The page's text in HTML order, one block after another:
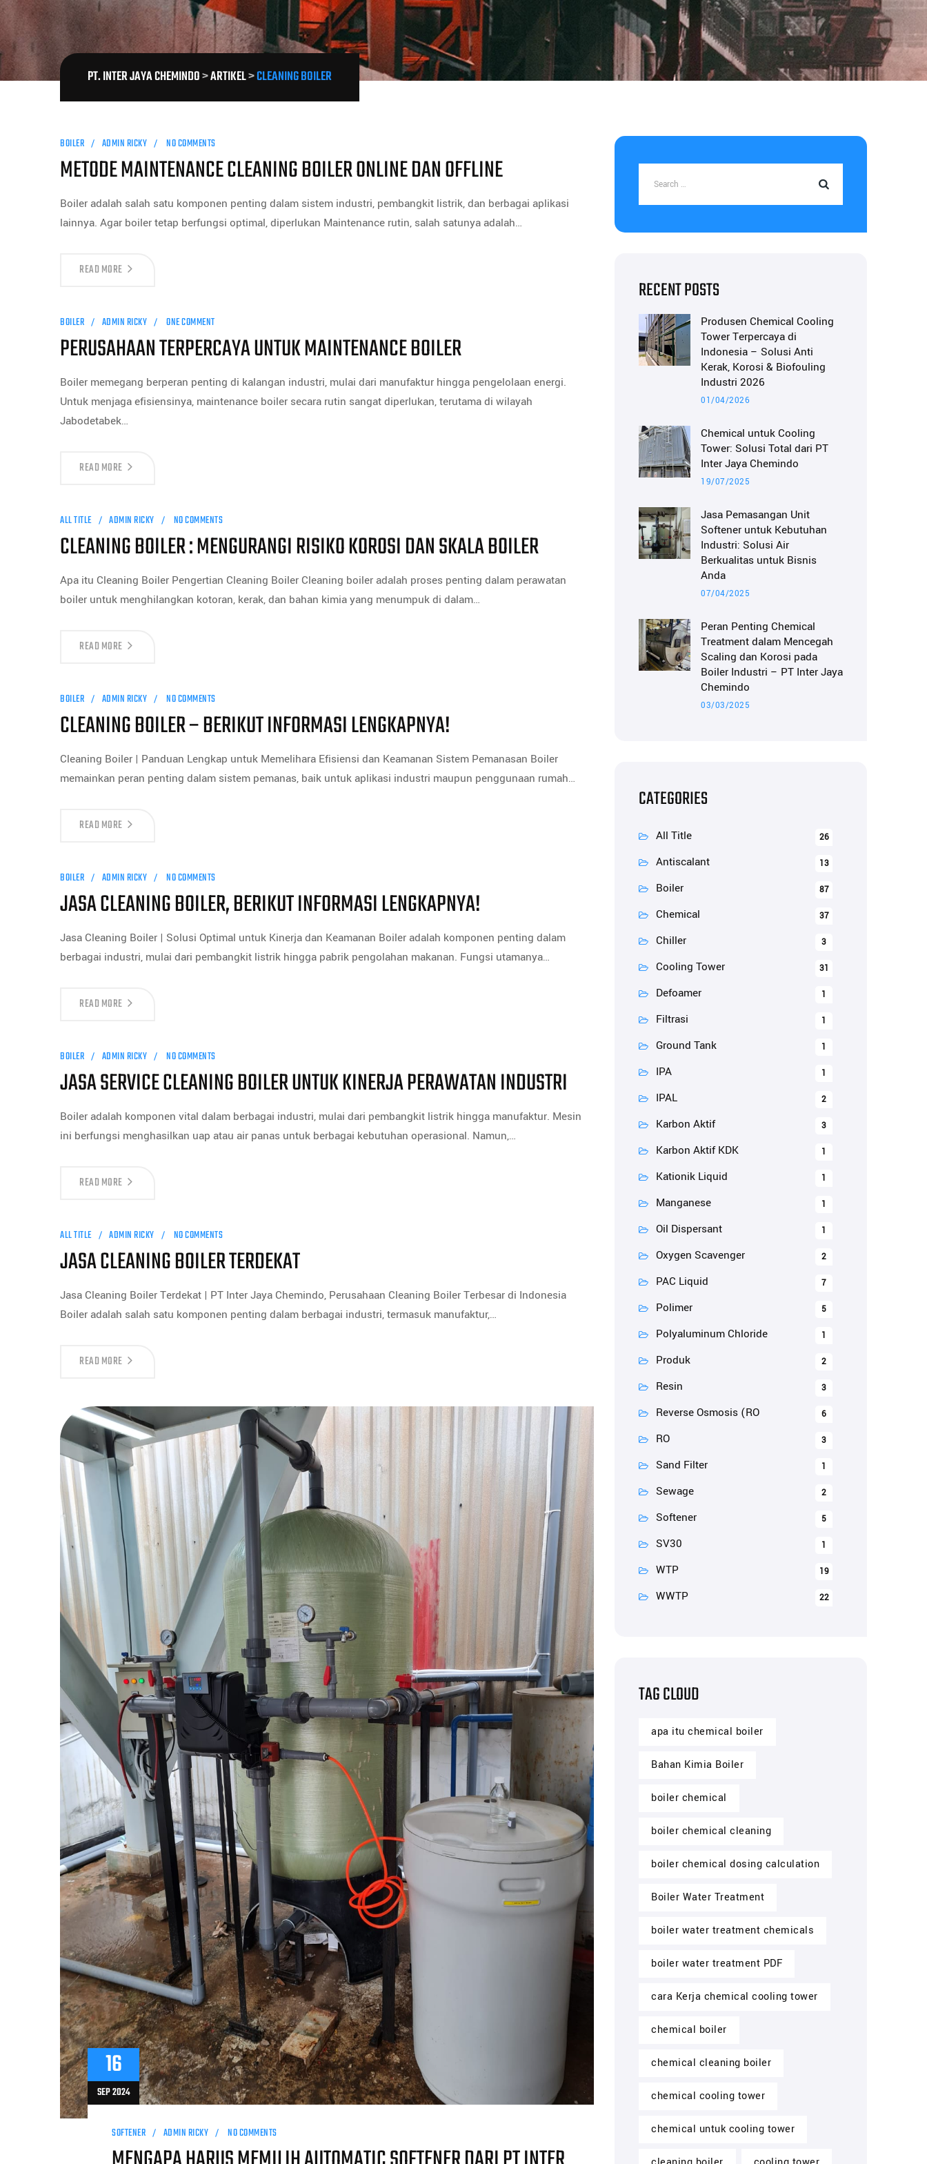
PT. INTER JAYA CHEMINDO>ARTIKEL>CLEANING BOILER
BOILER ADMIN RICKY NO COMMENTS
METODE MAINTENANCE CLEANING BOILER ONLINE DAN OFFLINE
Boiler adalah salah satu komponen penting dalam sistem industri, pembangkit listrik, dan berbagai aplikasi
lainnya. Agar boiler tetap berfungsi optimal, diperlukan Maintenance rutin, salah satunya adalah…
READ MORE
BOILER ADMIN RICKY ONE COMMENT
PERUSAHAAN TERPERCAYA UNTUK MAINTENANCE BOILER
Boiler memegang berperan penting di kalangan industri, mulai dari manufaktur hingga pengelolaan energi.
Untuk menjaga efisiensinya, maintenance boiler secara rutin sangat diperlukan, terutama di wilayah
Jabodetabek…
READ MORE
ALL TITLE ADMIN RICKY NO COMMENTS
CLEANING BOILER : MENGURANGI RISIKO KOROSI DAN SKALA BOILER
Apa itu Cleaning Boiler Pengertian Cleaning Boiler Cleaning boiler adalah proses penting dalam perawatan
boiler untuk menghilangkan kotoran, kerak, dan bahan kimia yang menumpuk di dalam…
READ MORE
BOILER ADMIN RICKY NO COMMENTS
CLEANING BOILER – BERIKUT INFORMASI LENGKAPNYA!
Cleaning Boiler | Panduan Lengkap untuk Memelihara Efisiensi dan Keamanan Sistem Pemanasan Boiler
memainkan peran penting dalam sistem pemanas, baik untuk aplikasi industri maupun penggunaan rumah…
READ MORE
BOILER ADMIN RICKY NO COMMENTS
JASA CLEANING BOILER, BERIKUT INFORMASI LENGKAPNYA!
Jasa Cleaning Boiler | Solusi Optimal untuk Kinerja dan Keamanan Boiler adalah komponen penting dalam
berbagai industri, mulai dari pembangkit listrik hingga pabrik pengolahan makanan. Fungsi utamanya…
READ MORE
BOILER ADMIN RICKY NO COMMENTS
JASA SERVICE CLEANING BOILER UNTUK KINERJA PERAWATAN INDUSTRI
Boiler adalah komponen vital dalam berbagai industri, mulai dari pembangkit listrik hingga manufaktur. Mesin
ini berfungsi menghasilkan uap atau air panas untuk berbagai kebutuhan operasional. Namun,…
READ MORE
ALL TITLE ADMIN RICKY NO COMMENTS
JASA CLEANING BOILER TERDEKAT
Jasa Cleaning Boiler Terdekat | PT Inter Jaya Chemindo, Perusahaan Cleaning Boiler Terbesar di Indonesia
Boiler adalah salah satu komponen penting dalam berbagai industri, termasuk manufaktur,…
READ MORE
16
SEP 2024
SOFTENER ADMIN RICKY NO COMMENTS
RECENT POSTS
Produsen Chemical Cooling
Tower Terpercaya di
Indonesia – Solusi Anti
Kerak, Korosi & Biofouling
Industri 2026
01/04/2026
Chemical untuk Cooling
Tower: Solusi Total dari PT
Inter Jaya Chemindo
19/07/2025
Jasa Pemasangan Unit
Softener untuk Kebutuhan
Industri: Solusi Air
Berkualitas untuk Bisnis
Anda
07/04/2025
Peran Penting Chemical
Treatment dalam Mencegah
Scaling dan Korosi pada
Boiler Industri – PT Inter Jaya
Chemindo
03/03/2025
CATEGORIES
All Title 26
Antiscalant 13
Boiler 87
Chemical 37
Chiller 3
Cooling Tower 31
Defoamer 1
Filtrasi 1
Ground Tank 1
IPA 1
IPAL 2
Karbon Aktif 3
Karbon Aktif KDK 1
Kationik Liquid 1
Manganese 1
Oil Dispersant 1
Oxygen Scavenger 2
PAC Liquid 7
Polimer 5
Polyaluminum Chloride 1
Produk 2
Resin 3
Reverse Osmosis (RO 6
RO 3
Sand Filter 1
Sewage 2
Softener 5
SV30 1
WTP 19
WWTP 22
TAG CLOUD
apa itu chemical boiler
Bahan Kimia Boiler
boiler chemical
boiler chemical cleaning
boiler chemical dosing calculation
Boiler Water Treatment
boiler water treatment chemicals
boiler water treatment PDF
cara Kerja chemical cooling tower
chemical boiler
chemical cleaning boiler
chemical cooling tower
chemical untuk cooling tower